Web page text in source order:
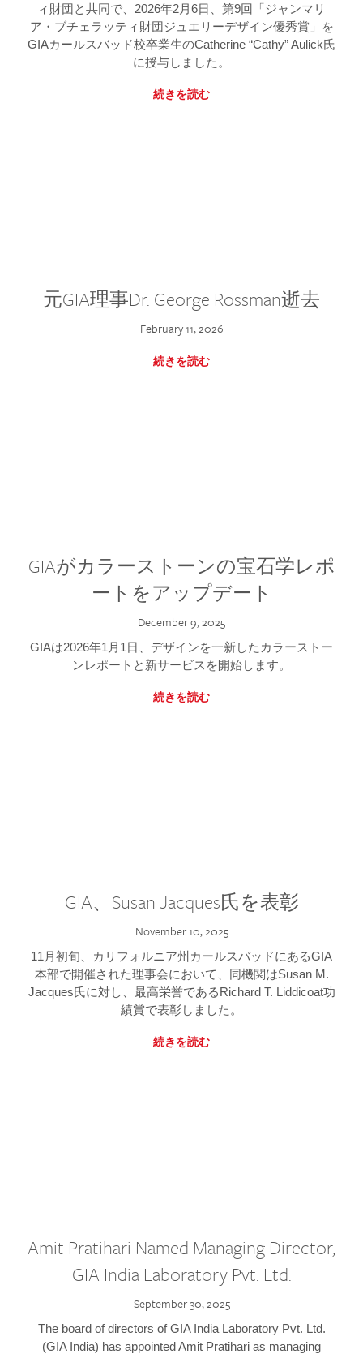
ィ財団と共同で、2026年2月6日、第9回「ジャンマリ
ア・ブチェラッティ財団ジュエリーデザイン優秀賞」を
GIAカールスバッド校卒業生のCatherine “Cathy” Aulick氏
に授与しました。
続きを読む
元GIA理事Dr. George Rossman逝去
February 11, 2026
続きを読む
GIAがカラーストーンの宝石学レポ
ートをアップデート
December 9, 2025
GIAは2026年1月1日、デザインを一新したカラーストー
ンレポートと新サービスを開始します。
続きを読む
GIA、Susan Jacques氏を表彰
November 10, 2025
11月初旬、カリフォルニア州カールスバッドにあるGIA
本部で開催された理事会において、同機関はSusan M.
Jacques氏に対し、最高栄誉であるRichard T. Liddicoat功
績賞で表彰しました。
続きを読む
Amit Pratihari Named Managing Director,
GIA India Laboratory Pvt. Ltd.
September 30, 2025
The board of directors of GIA India Laboratory Pvt. Ltd.
(GIA India) has appointed Amit Pratihari as managing